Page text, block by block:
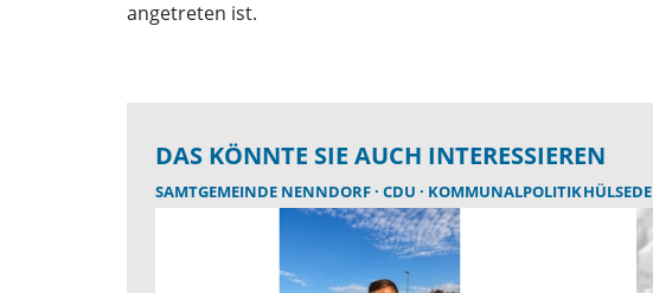
angetreten ist.
DAS KÖNNTE SIE AUCH INTERESSIEREN
SAMTGEMEINDE NENNDORF CDU KOMMUNALPOLITIKHÜLSEDE